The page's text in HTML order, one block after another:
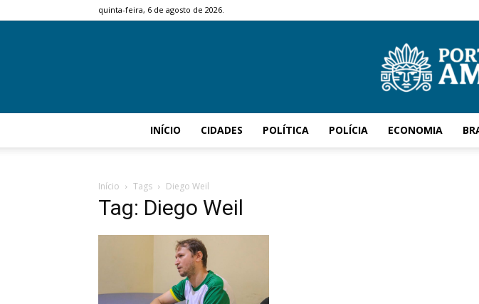
quinta-feira, 6 de agosto de 2026.
INÍCIO CIDADES POLÍTICA POLÍCIA ECONOMIA
Início Tags Diego Weil
Tag: Diego Weil